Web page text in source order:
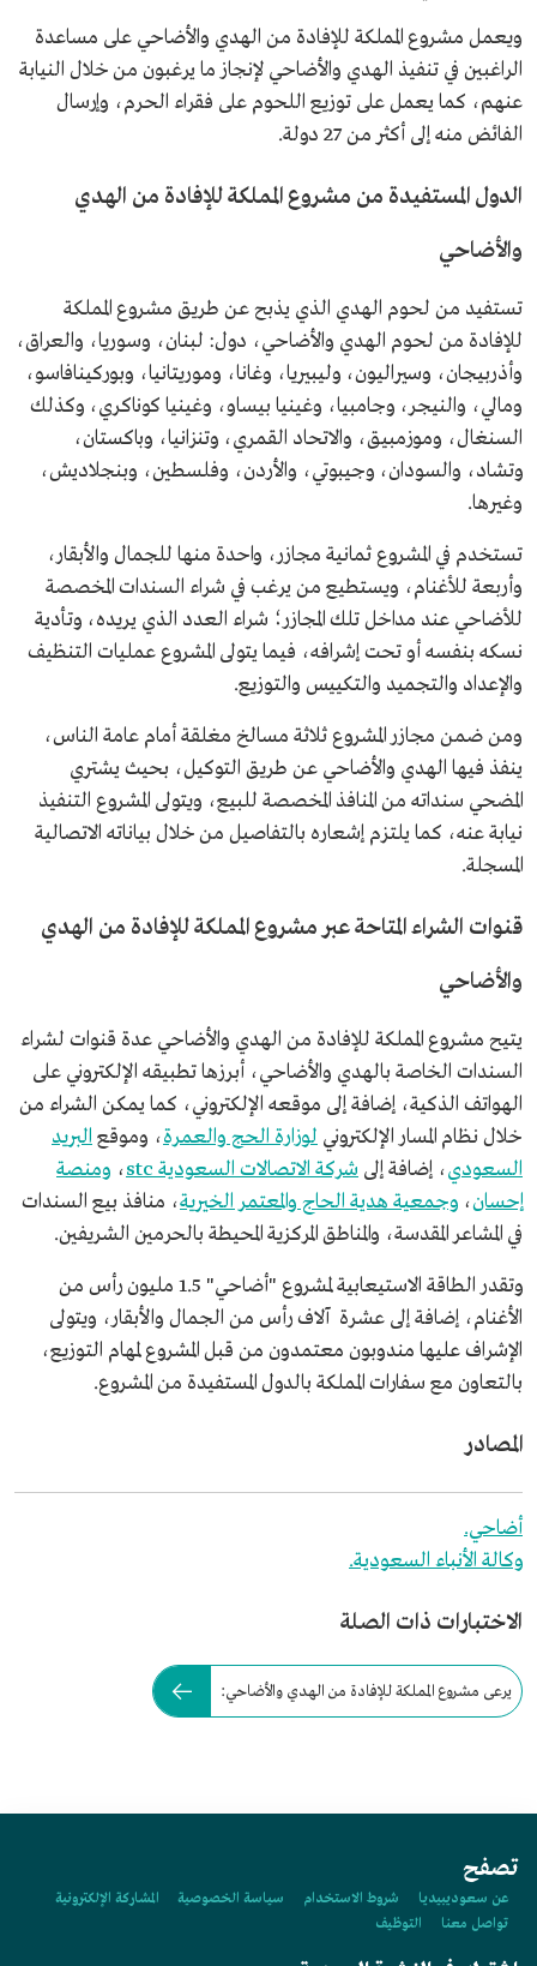
ويعمل مشروع المملكة للإفادة من الهدي والأضاحي على مساعدة
الراغبين في تنفيذ الهدي والأضاحي لإنجاز ما يرغبون من خلال النيابة
عنهم، كما يعمل على توزيع اللحوم على فقراء الحرم، وإرسال
الفائض منه إلى أكثر من 27 دولة.
الدول المستفيدة من مشروع المملكة للإفادة من الهدي
والأضاحي
تستفيد من لحوم الهدي الذي يذبح عن طريق مشروع المملكة
للإفادة من لحوم الهدي والأضاحي، دول: لبنان، وسوريا، والعراق،
وأذربيجان، وسيراليون، وليبيريا، وغانا، وموريتانيا، وبوركينافاسو،
ومالي، والنيجر، وجامبيا، وغينيا بيساو، وغينيا كوناكري، وكذلك
السنغال، وموزمبيق، والاتحاد القمري، وتنزانيا، وباكستان،
وتشاد، والسودان، وجيبوتي، والأردن، وفلسطين، وبنجلاديش،
وغيرها.
تستخدم في المشروع ثمانية مجازر، واحدة منها للجمال والأبقار،
وأربعة للأغنام، ويستطيع من يرغب في شراء السندات المخصصة
للأضاحي عند مداخل تلك المجازر؛ شراء العدد الذي يريده، وتأدية
نسكه بنفسه أو تحت إشرافه، فيما يتولى المشروع عمليات التنظيف
والإعداد والتجميد والتكييس والتوزيع.
ومن ضمن مجازر المشروع ثلاثة مسالخ مغلقة أمام عامة الناس،
ينفذ فيها الهدي والأضاحي عن طريق التوكيل، بحيث يشتري
المضحي سنداته من المنافذ المخصصة للبيع، ويتولى المشروع التنفيذ
نيابة عنه، كما يلتزم إشعاره بالتفاصيل من خلال بياناته الاتصالية
المسجلة.
قنوات الشراء المتاحة عبر مشروع المملكة للإفادة من الهدي
والأضاحي
يتيح مشروع المملكة للإفادة من الهدي والأضاحي عدة قنوات لشراء
السندات الخاصة بالهدي والأضاحي، أبرزها تطبيقه الإلكتروني على
الهواتف الذكية، إضافة إلى موقعه الإلكتروني، كما يمكن الشراء من
خلال نظام المسار الإلكتروني لوزارة الحج والعمرة، وموقع البريد
السعودي، إضافة إلى شركة الاتصالات السعودية stc ، ومنصة
إحسان، وجمعية هدية الحاج والمعتمر الخيرية، منافذ بيع السندات
في المشاعر المقدسة، والمناطق المركزية المحيطة بالحرمين الشريفين.
وتقدر الطاقة الاستيعابية لمشروع "أضاحي" 1.5 مليون رأس من
الأغنام، إضافة إلى عشرة آلاف رأس من الجمال والأبقار، ويتولى
الإشراف عليها مندوبون معتمدون من قبل المشروع لمهام التوزيع،
بالتعاون مع سفارات المملكة بالدول المستفيدة من المشروع.
المصادر
أضاحي.
وكالة الأنباء السعودية.
الاختبارات ذات الصلة
يرعى مشروع المملكة للإفادة من الهدي والأضاحي:
تصفح
عن سعوديبيديا شروط الاستخدام سياسة الخصوصية
المشاركة الإلكترونية
تواصل معنا
التوظيف